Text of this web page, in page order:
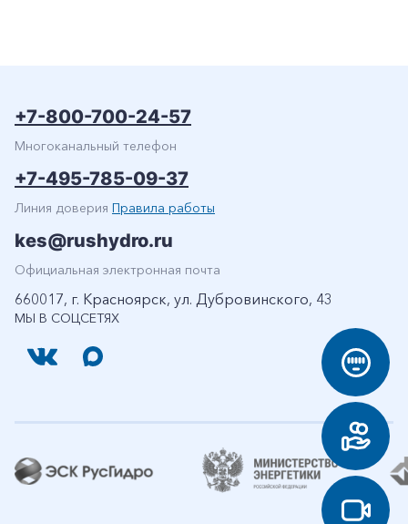
МЫ В СОЦСЕТЯХ
+7-800-700-24-57
Многоканальный телефон
+7-495-785-09-37
Линия доверия Правила работы
kes@rushydro.ru
Официальная электронная почта
660017, г. Красноярск, ул. Дубровинского, 43